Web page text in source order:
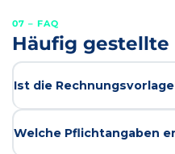
07 – FAQ
Häufig gestellte
Ist die
komplett kostenlos zur
Welche Pflichtangaben